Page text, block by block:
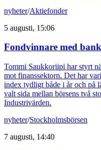
nyheter/Aktiefonder
5 augusti, 15:06
Fondvinnare med
Tommi Saukkoriipi har styrt
mot finanssektorn. Det har
index tydligt både i år och på
valt sida mellan börsens två
Industrivärden.
nyheter/Stockholmsbörsen
7 augusti, 14:40